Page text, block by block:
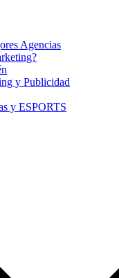
Agencias
y Publicidad
y ESPORTS